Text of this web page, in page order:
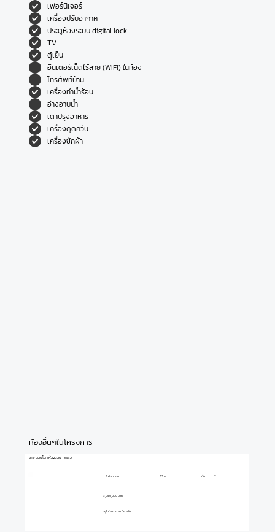
เฟอร์นิเจอร์
เครื่องปรับอากาศ
ประตูห้องระบบ digital lock
TV
ตู้เย็น
อินเตอร์เน็ตไร้สาย (WIFI) ในห้อง
โทรศัพท์บ้าน
เครื่องทำน้ำร้อน
อ่างอาบน้ำ
เตาปรุงอาหาร
เครื่องดูดควัน
เครื่องซักผ้า
ห้องอื่นๆในโครงการ
ขาย ตอนโด 1 ห้องนอน -3682
1 ห้องนอน
3,950,000 บาท
ชั้น
33 m² 7
อยู่ในโครงการเดียวกัน